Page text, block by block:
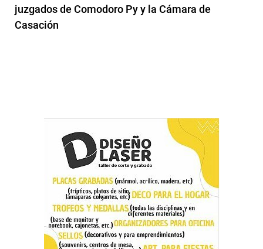
juzgados de Comodoro Py y la Cámara de
Casación